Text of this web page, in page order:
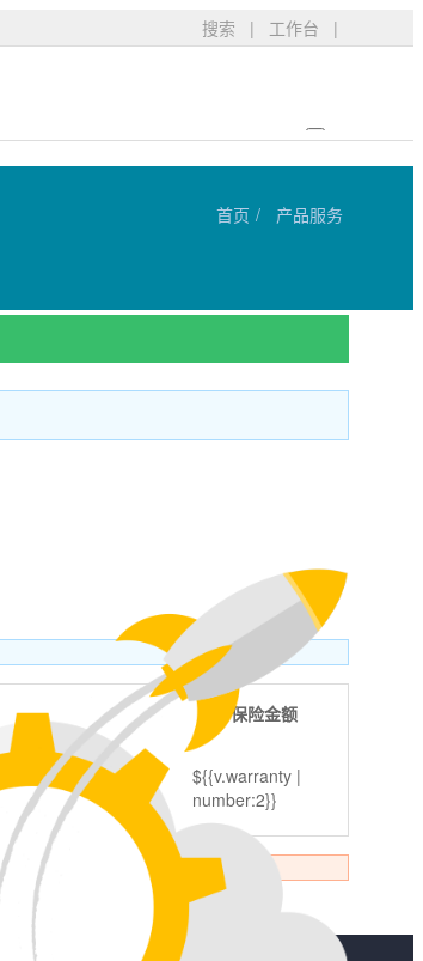
搜索 | 工作台
|
首页 产品服务
保险金额
${{v.warranty |
number:2}}